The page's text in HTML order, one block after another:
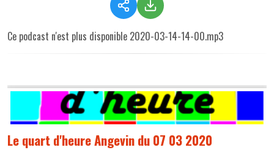
Ce podcast n'est plus disponible 2020-03-14-14-00.mp3
Le quart d'heure Angevin du 07 03 2020